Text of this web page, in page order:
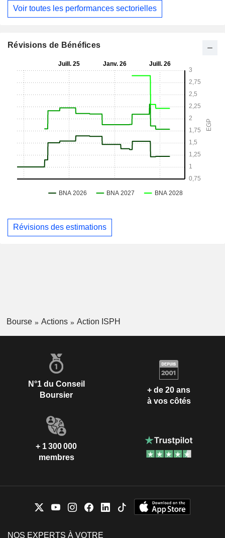
Voir toutes les performances sectorielles
Révisions de Bénéfices
Révisions des estimations
Bourse Actions Action ISPH
N°1 du Conseil
Boursier
+ de 20 ans
à vos côtés
+ 1 300 000
membres
NOS EXPERTS À VOTRE